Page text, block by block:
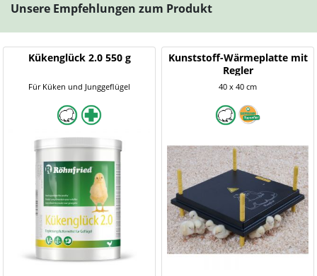
Unsere Empfehlungen zum Produkt
Kükenglück 2.0 550 g
Für Küken und Junggeflügel
Kunststoff-Wärmeplatte mit
Regler
40 x 40 cm